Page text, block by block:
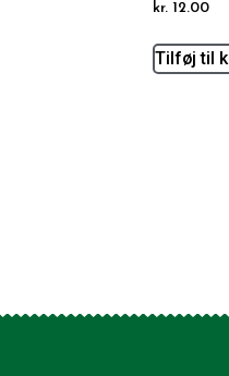
kr. 12.00
Tilføj til